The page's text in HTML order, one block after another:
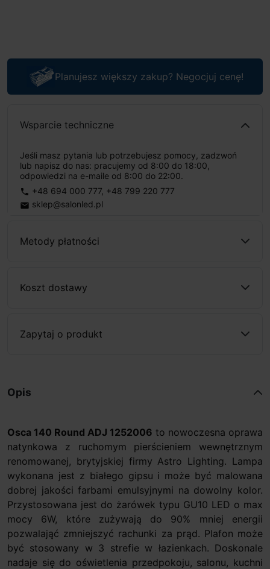
Planujesz większy zakup? Negocjuj cenę!
Wsparcie techniczne
Jeśli masz pytania lub potrzebujesz pomocy, zadzwoń
lub napisz do nas: pracujemy od 8:00 do 18:00,
odpowiedzi na e-maile od 8:00 do 22:00.
phone +48 694 000 777, +48 799 220 777
email sklep@salonled.pl
Metody płatności
Koszt dostawy
Zapytaj o produkt
Opis
Osca 140 Round ADJ 1252006 to nowoczesna oprawa
natynkowa z ruchomym pierścieniem wewnętrznym
renomowanej, brytyjskiej firmy Astro Lighting. Lampa
wykonana jest z białego gipsu i może być malowana
dobrej jakości farbami emulsyjnymi na dowolny kolor.
Przystosowana jest do żarówek typu GU10 LED o max
mocy 6W, które zużywają do 90% mniej energii
pozwalająć zmniejszyć rachunki za prąd. Plafon może
być stosowany w 3 strefie w łazienkach. Doskonale
nadaje się do oświetlenia przedpokoju, salonu, kuchni